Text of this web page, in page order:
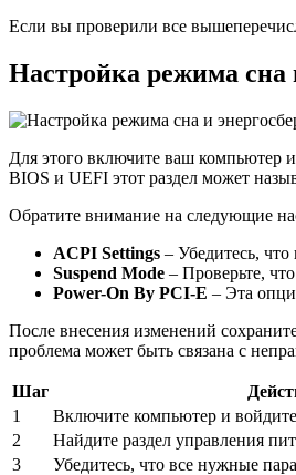
Если вы проверили все
Настройка режима сна
Для этого включите ваш компьютер
BIOS и UEFI этот раздел может
Обратите внимание на следующие
ACPI Settings – Убедитесь,
Suspend Mode – Проверьте,
Power-On By PCI-E – Эта
После внесения изменений
проблема может быть связана с
Шаг
1
Включите компьютер и
2
Найдите раздел управления
3
Убедитесь, что все нужные